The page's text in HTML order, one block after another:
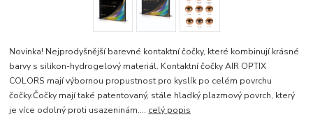
Novinka! Nejprodyšnější barevné kontaktní čočky, které kombinují krásné
barvy s silikon-hydrogelový materiál. Kontaktní čočky AIR OPTIX
COLORS mají výbornou propustnost pro kyslík po celém povrchu
čočky.Čočky mají také patentovaný, stále hladký plazmový povrch, který
je více odolný proti usazeninám.... celý popis